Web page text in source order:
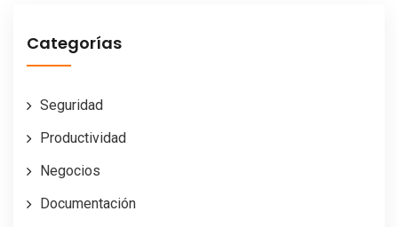
Categorías
Seguridad
Productividad
Negocios
Documentación